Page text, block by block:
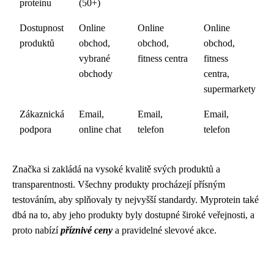
proteinu
(50+)
Dostupnost
produktů
Online
obchod,
vybrané
obchody
Online
obchod,
fitness centra
Online
obchod,
fitness
centra,
supermarkety
Zákaznická
podpora
Email,
online chat
Email,
telefon
Email,
telefon
Značka si zakládá na vysoké kvalitě svých produktů a
transparentnosti. Všechny produkty procházejí přísným
testováním, aby splňovaly ty nejvyšší standardy. Myprotein také
dbá na to, aby jeho produkty byly dostupné široké veřejnosti, a
proto nabízípříznivé ceny a pravidelné slevové akce.